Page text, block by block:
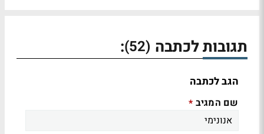
תגובות לכתבה (52)
:
הגב לכתבה
שם המגיב *